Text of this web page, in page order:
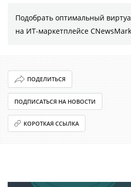
Подобрать оптимальный
на ИТ-маркетплейсе
ПОДЕЛИТЬСЯ
ПОДПИСАТЬСЯ НА НОВОСТИ
КОРОТКАЯ ССЫЛКА